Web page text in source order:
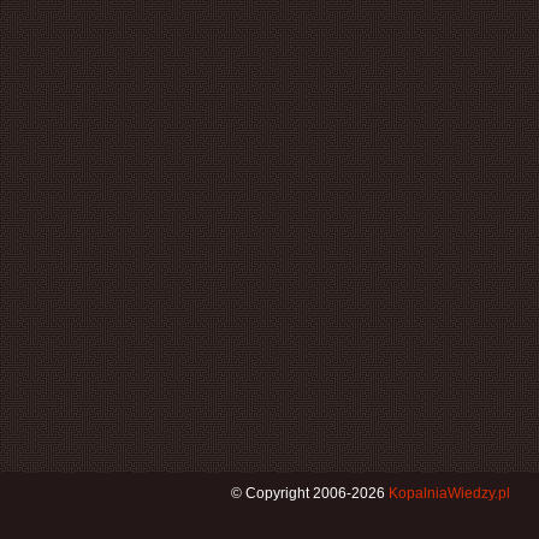
© Copyright 2006-2026 KopalniaWiedzy.pl